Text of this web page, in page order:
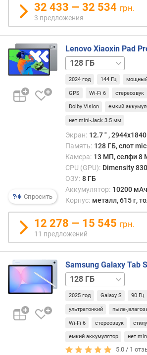
о
г
и
х
к
д
е
е
в
ы
в
а
м
п
о
д
т
е
д
о
32 433 — 32 534 грн.
3 предложения
Спросить
Lenovo Xiaoxin Pad
256 ГБ
2024 год 144 Гц
GPS Wi-Fi 6 стереозвук
Dolby Vision емкий
нет mini-Jack 3.5 мм
Экран: 12.7 ″ ,
Память: 128 ГБ, слот
Камера: 13 МП, селфи 8
CPU (GPU): Dimensity
ОЗУ: 8 ГБ
Аккумулятор: 10200
Корпус: металл, 615 г,
12 278 — 15 545 грн.
11 предложений
Samsung Galaxy Tab
128 ГБ
/
5G256 ГБ
256 ГБ
2025 год Galaxy S 90 Гц
ультратонкий пыле-
Wi-Fi 6 стереозвук
емкий аккумулятор нет
5.0 / 1